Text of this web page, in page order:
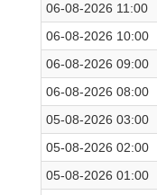
06-08-2026 11:00
06-08-2026 10:00
06-08-2026 09:00
06-08-2026 08:00
05-08-2026 03:00
05-08-2026 02:00
05-08-2026 01:00